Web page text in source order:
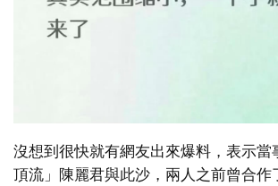
沒想到很快就有網友出來爆料，表示當
頂流」陳麗君與此沙，兩人之前曾合作